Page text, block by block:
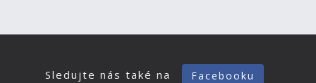
Sledujte nás také na Facebooku